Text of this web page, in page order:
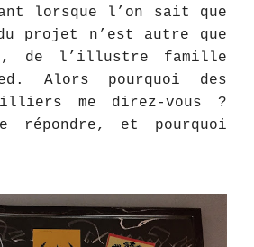
lorsque l’on sait que
projet n’est autre que
de l’illustre famille
Alors pourquoi des
me direz-vous ?
répondre, et pourquoi